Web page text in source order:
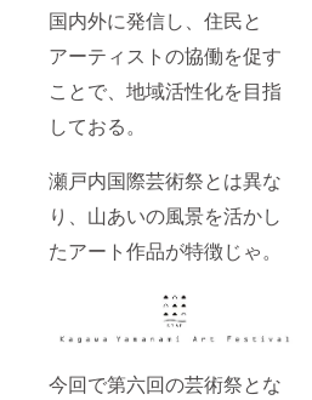
国内外に発信し、住民と
アーティストの協働を促す
ことで、地域活性化を目指
しておる。
瀬戸内国際芸術祭とは異な
り、山あいの風景を活かし
たアート作品が特徴じゃ。
今回で第六回の芸術祭とな